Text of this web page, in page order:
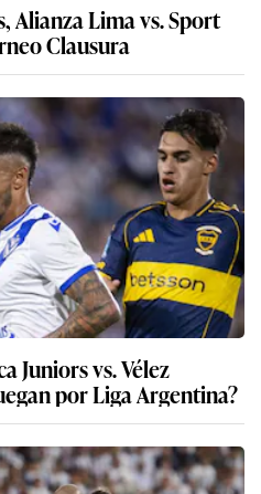
Alianza Lima vs. Sport
Clausura
Juniors vs. Vélez
por Liga Argentina?